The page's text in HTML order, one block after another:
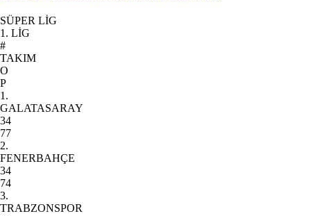
SÜPER LİG
1. LİG
#
TAKIM
O
P
1.
GALATASARAY
34
77
2.
FENERBAHÇE
34
74
3.
TRABZONSPOR